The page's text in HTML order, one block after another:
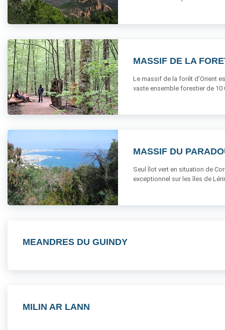
MASSIF DE LA
Le massif de la forêt d’Orient
vaste ensemble forestier de 10
MASSIF DU
Seul îlot vert en situation de
exceptionnel sur les îles de
MEANDRES DU GUINDY
MILIN AR LANN